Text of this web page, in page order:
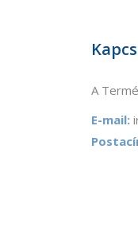
A
E-mail: